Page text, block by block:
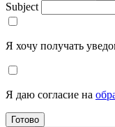
Subject
Я хочу получать
Я даю согласие на
Готово